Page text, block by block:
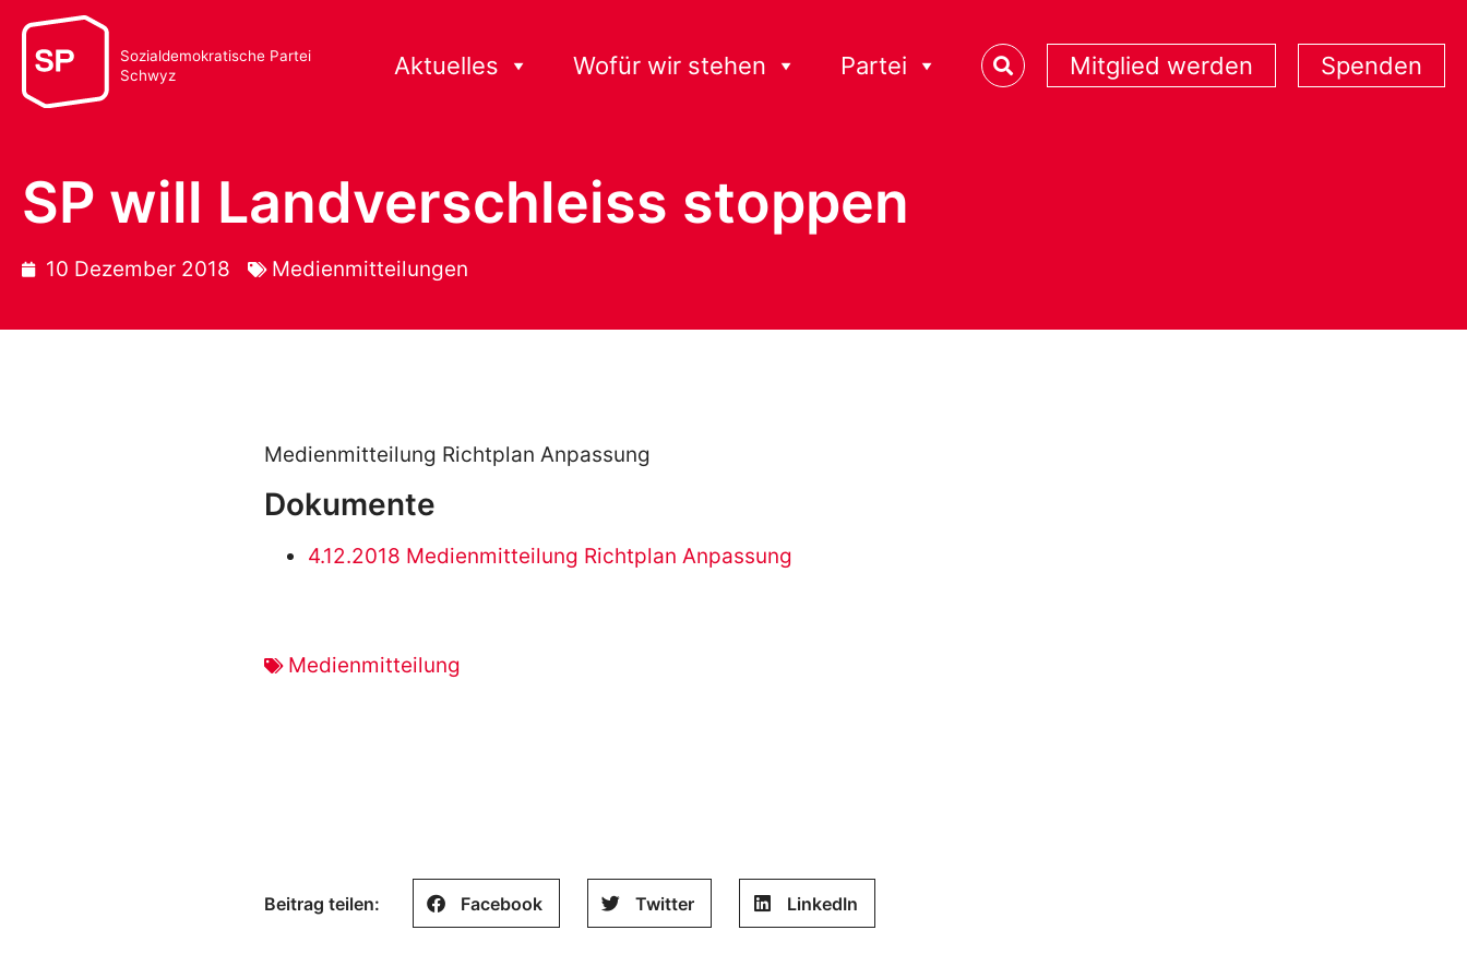
Sozialdemokratische Partei
Schwyz
Aktuelles Wofür wir stehen Partei Mitglied werden Spenden
SP will Landverschleiss stoppen
10 Dezember 2018 Medienmitteilungen
Medienmitteilung Richtplan Anpassung
Dokumente
4.12.2018 Medienmitteilung Richtplan Anpassung
Medienmitteilung
Beitrag teilen: Facebook Twitter LinkedIn